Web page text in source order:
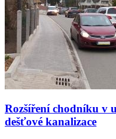
Rozšíření chodníku v
dešťové kanalizace